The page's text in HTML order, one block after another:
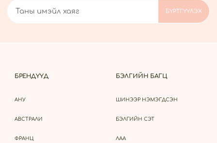
БРЕНДҮҮД
АНУ
АВСТРАЛИ
ФРАНЦ
БЭЛГИЙН БАГЦ
ШИНЭЭР НЭМЭГДСЭН
БЭЛГИЙН СЭТ
ЛАА